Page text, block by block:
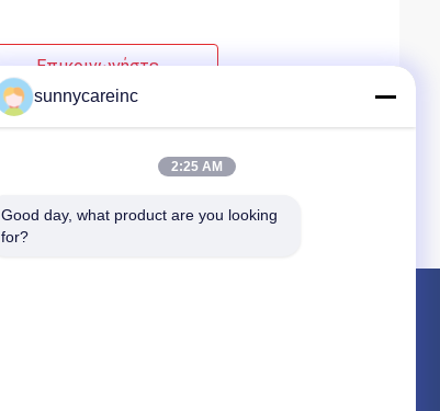
Επικοινωνήστε
sunnycareinc
2:25 AM
Good day, what product are you looking
for?